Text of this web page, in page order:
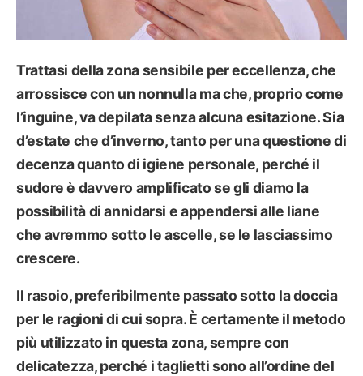
Trattasi della zona sensibile per eccellenza, che
arrossisce con un nonnulla ma che, proprio come
l’inguine, va depilata senza alcuna esitazione. Sia
d’estate che d’inverno, tanto per una questione di
decenza quanto di igiene personale, perché il
sudore è davvero amplificato se gli diamo la
possibilità di annidarsi e appendersi alle liane
che avremmo sotto le ascelle, se le lasciassimo
crescere.
Il rasoio, preferibilmente passato sotto la doccia
per le ragioni di cui sopra. È certamente il metodo
più utilizzato in questa zona, sempre con
delicatezza, perché i taglietti sono all’ordine del